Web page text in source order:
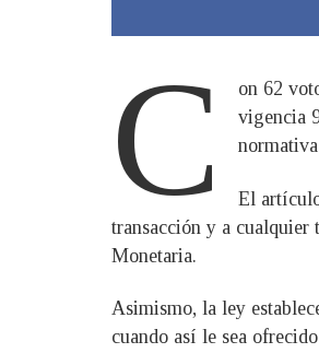
C
on 62
vigencia
El
transacción y a
Monetaria.
Asimismo, la ley
cuando así le sea